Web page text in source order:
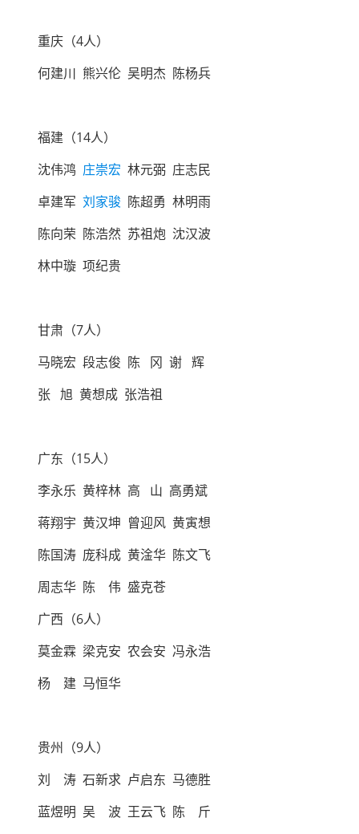
重庆（4人）
何建川 熊兴伦 吴明杰 陈杨兵
福建（14人）
沈伟鸿 庄崇宏 林元弼 庄志民
卓建军 刘家骏 陈超勇 林明雨
陈向荣 陈浩然 苏祖炮 沈汉波
林中璇 项纪贵
甘肃（7人）
马晓宏 段志俊 陈 冈 谢 辉
张 旭 黄想成 张浩祖
广东（15人）
李永乐 黄梓林 高 山 高勇斌
蒋翔宇 黄汉坤 曾迎风 黄寅想
陈国涛 庞科成 黄淦华 陈文飞
周志华 陈 伟 盛克苍
广西（6人）
莫金霖 梁克安 农会安 冯永浩
杨 建 马恒华
贵州（9人）
刘 涛 石新求 卢启东 马德胜
蓝煜明 吴 波 王云飞 陈 斤